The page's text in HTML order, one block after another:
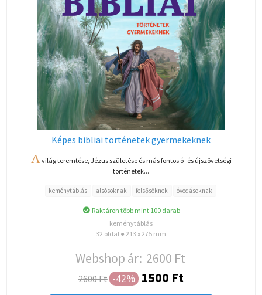
Képes bibliai történetek gyermekeknek
A világ teremtése, Jézus születése és más fontos ó- és újszövetségi
történetek...
keménytáblás alsósoknak felsősöknek óvodásoknak
Raktáron több mint 100 darab
keménytáblás
32 oldal ● 213 x 275 mm
Webshop ár: 2600 Ft
2600 Ft -42% 1500 Ft